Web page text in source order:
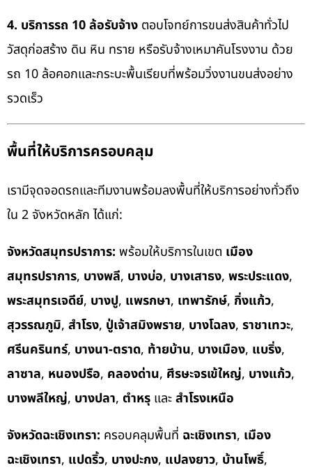
4. บริการรถ 10 ล้อรับจ้าง ตอบโจทย์การขนส่งสินค้าทั่วไป
วัสดุก่อสร้าง ดิน หิน ทราย หรือรับจ้างเหมาคันโรงงาน ด้วย
รถ 10 ล้อคอกและกระบะพื้นเรียบที่พร้อมวิ่งงานขนส่งอย่าง
รวดเร็ว
พื้นที่ให้บริการครอบคลุม
เรามีจุดจอดรถและทีมงานพร้อมลงพื้นที่ให้บริการอย่างทั่วถึง
ใน 2 จังหวัดหลัก ได้แก่:
จังหวัดสมุทรปราการ: พร้อมให้บริการในเขต เมือง
สมุทรปราการ, บางพลี, บางบ่อ, บางเสาธง, พระประแดง,
พระสมุทรเจดีย์, บางปู, แพรกษา, เทพารักษ์, กิ่งแก้ว,
สุวรรณภูมิ, สำโรง, ปู่เจ้าสมิงพราย, บางโฉลง, ราชาเทวะ,
ศรีนครินทร์, บางนา-ตราด, ท้ายบ้าน, บางเมือง, แบริ่ง,
ลาซาล, หนองปรือ, คลองด่าน, ศีรษะจรเข้ใหญ่, บางแก้ว,
บางพลีใหญ่, บางปลา, ตำหรุ และสำโรงเหนือ
จังหวัดฉะเชิงเทรา: ครอบคลุมพื้นที่ ฉะเชิงเทรา, เมือง
ฉะเชิงเทรา, แปดริ้ว, บางปะกง, แปลงยาว, บ้านโพธิ์,